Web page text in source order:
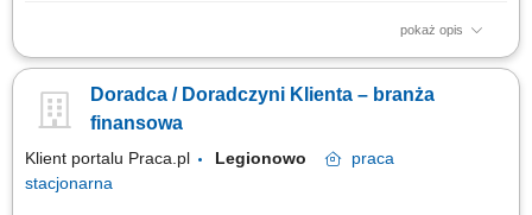
pokaż opis
Aktywne pozyskiwanie klientów i budowanie z nimi długofalowych relacji.
rozwiązań finansowych. Sprzedaż produktów bankowych, w tym funduszy
inwestycyjnych. Operacyjna obsługa klientów indywidualnych i firm z
Doradca / Doradczyni Klienta – branża
finansowa
Klient portalu Praca.pl Legionowo
praca
stacjonarna